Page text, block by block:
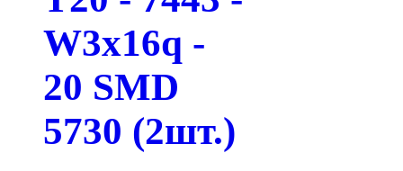
W3х16q -
20 SMD
5730 (2шт.)